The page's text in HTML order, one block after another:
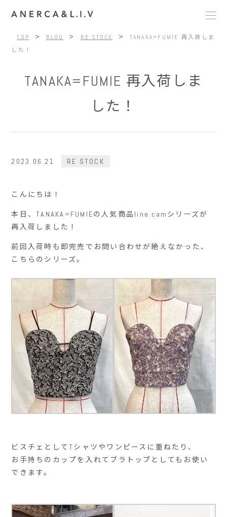
TOP > BLOG > RE STOCK >
TANAKA=FUMIE 再入荷しま
した！
TANAKA=FUMIE 再入荷しま
した！
2023.06.21 RE STOCK
こんにちは！
本日、TANAKA=FUMIEの人気商品line camシリーズが
再入荷しました！
前回入荷時も即完売でお問い合わせが絶えなかった、
こちらのシリーズ。
ビスチェとしてTシャツやワンピースに重ねたり、
お手持ちのカップを入れてブラトップとしてもお使い
できます。